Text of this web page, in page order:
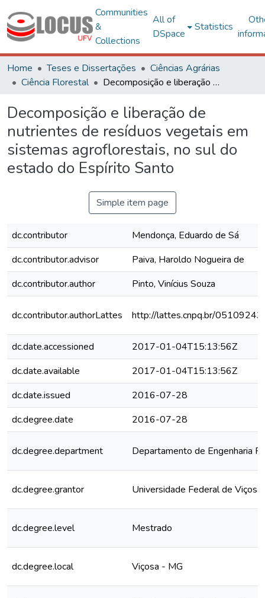
Communities
&
Collections
All of
DSpace
Statistics
Home Teses e Dissertações
Ciências Agrárias
Ciência Florestal
Decomposição e liberação de nutrientes de resíduos vegetais em sistemas agroflorestais, no sul do estado do Espírito Santo
Decomposição e liberação de
nutrientes de resíduos vegetais em
sistemas agroflorestais, no sul do
estado do Espírito Santo
Simple item page
dc.contributor
Mendonça, Eduardo de Sá
dc.contributor.advisor
Paiva, Haroldo Nogueira de
dc.contributor.author
Pinto, Vinícius Souza
dc.contributor.authorLattes http://lattes.cnpq.br/
dc.date.accessioned
2017-01-04T15:13:56Z
dc.date.available
2017-01-04T15:13:56Z
dc.date.issued
2016-07-28
dc.degree.date
2016-07-28
dc.degree.department Departamento de Engenharia
dc.degree.grantor Universidade Federal de Viçosa
dc.degree.level Mestrado
dc.degree.local Viçosa - MG